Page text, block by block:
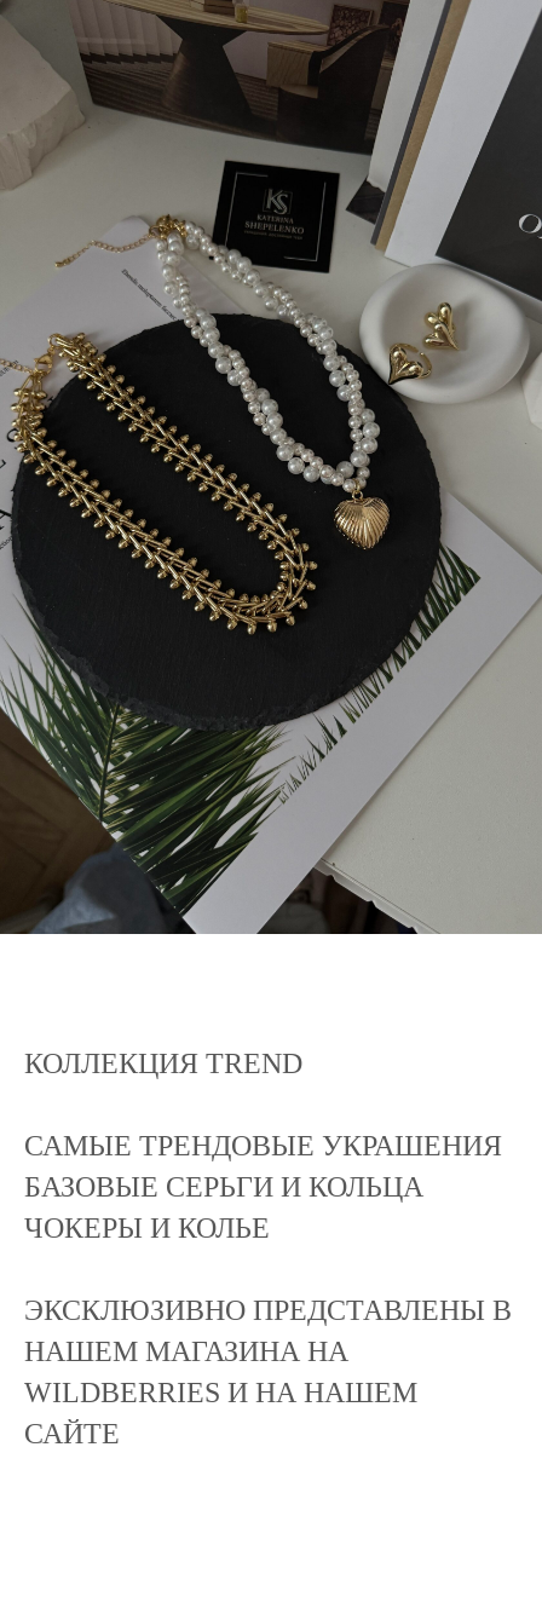
КОЛЛЕКЦИЯ TREND
САМЫЕ ТРЕНДОВЫЕ УКРАШЕНИЯ
БАЗОВЫЕ СЕРЬГИ И КОЛЬЦА
ЧОКЕРЫ И КОЛЬЕ
ЭКСКЛЮЗИВНО ПРЕДСТАВЛЕНЫ В
НАШЕМ МАГАЗИНА НА
WILDBERRIES И НА НАШЕМ
САЙТЕ